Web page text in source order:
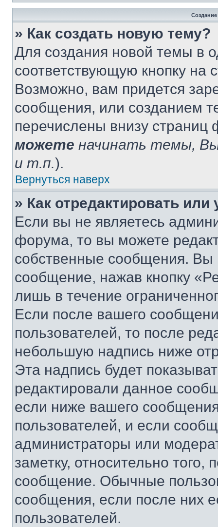
» Как создать новую тему?
Для создания новой темы в
соответствующую кнопку
Возможно, вам придется
сообщения, или созданием
перечислены внизу
можете начинать темы,
и т.п.).
Вернуться наверх
» Как отредактировать
Если вы не являетесь
форума, то вы можете
собственные сообщения. Вы
сообщение, нажав кнопку
лишь в течение
Если после вашего
пользователей, то после
небольшую надпись ниже
Эта надпись будет
редактировали данное
если ниже вашего
пользователей, и если
администраторы или
заметку, относительно
сообщение. Обычные
сообщения, если после них
пользователей.